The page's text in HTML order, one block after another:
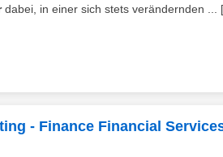
dabei, in einer sich stets verändernden ... [
- Finance Financial